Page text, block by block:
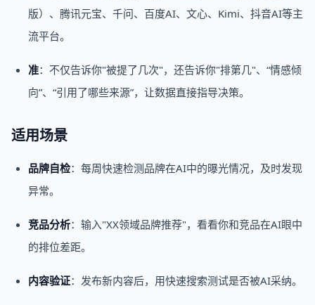
版）、腾讯元宝、千问、百度AI、文心、Kimi、抖音AI等主
流平台。
准：不仅告诉你"被提了几次"，还告诉你"排第几"、“情感倾
向”、“引用了哪些来源”，让数据直接指导决策。
适用场景
品牌自检：每周快速检测品牌在AI中的曝光情况，及时发现
异常。
竞品分析：输入"XX领域品牌推荐"，看看你和竞品在AI眼中
的排位差距。
内容验证：发布新内容后，用快速搜索测试是否被AI采纳。